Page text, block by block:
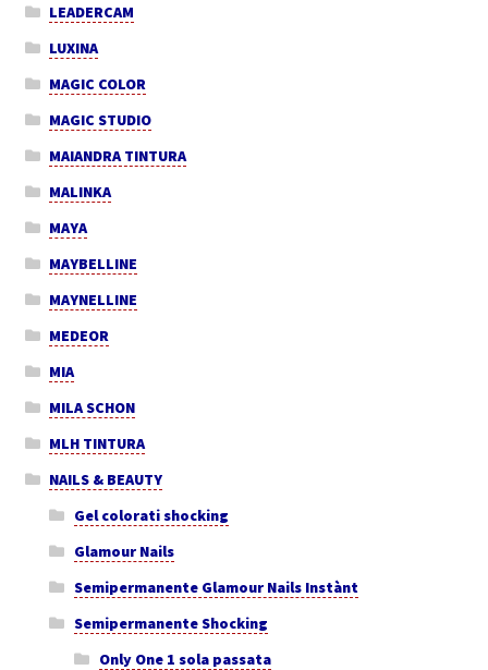
LEADERCAM
LUXINA
MAGIC COLOR
MAGIC STUDIO
MAIANDRA TINTURA
MALINKA
MAYA
MAYBELLINE
MAYNELLINE
MEDEOR
MIA
MILA SCHON
MLH TINTURA
NAILS & BEAUTY
Gel colorati shocking
Glamour Nails
Semipermanente Glamour Nails Instànt
Semipermanente Shocking
Only One 1 sola passata